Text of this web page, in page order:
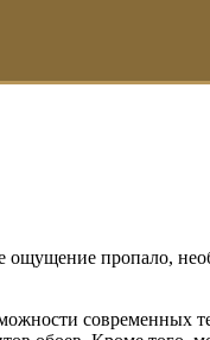
ощущение пропало,
современных